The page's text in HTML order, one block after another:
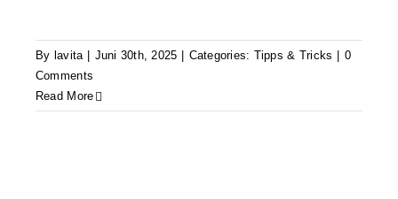
By lavita Juni 30th, 2025 Categories: Tipps & Tricks
0
Comments
Read More